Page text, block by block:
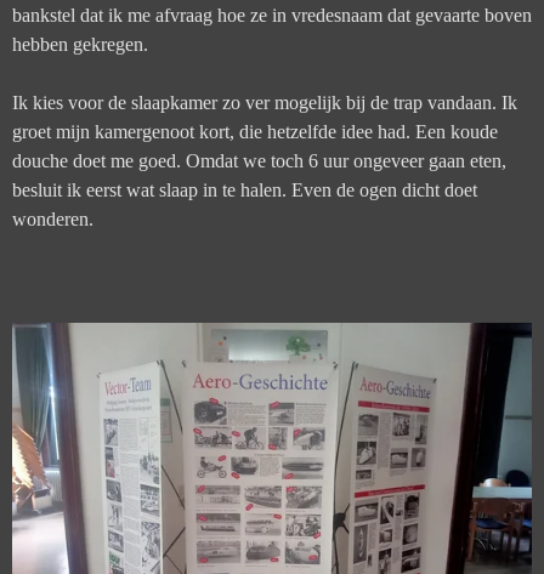
bankstel dat ik me afvraag hoe ze in vredesnaam dat gevaarte boven
hebben gekregen.
Ik kies voor de slaapkamer zo ver mogelijk bij de trap vandaan. Ik
groet mijn kamergenoot kort, die hetzelfde idee had. Een koude
douche doet me goed. Omdat we toch 6 uur ongeveer gaan eten,
besluit ik eerst wat slaap in te halen. Even de ogen dicht doet
wonderen.